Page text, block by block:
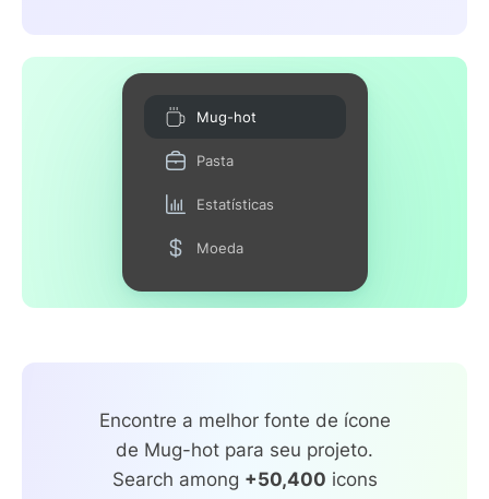
Mug-hot
Pasta
Estatísticas
Moeda
Encontre a melhor fonte de ícone
de Mug-hot para seu projeto.
Search among +50,400 icons